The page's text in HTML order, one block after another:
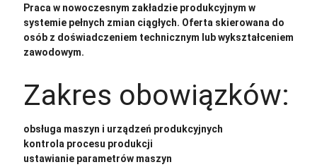
Praca w nowoczesnym zakładzie produkcyjnym w
systemie pełnych zmian ciągłych. Oferta skierowana do
osób z doświadczeniem technicznym lub wykształceniem
zawodowym.
Zakres obowiązków:
obsługa maszyn i urządzeń produkcyjnych
kontrola procesu produkcji
ustawianie parametrów maszyn